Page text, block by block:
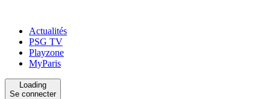
Actualités
PSG TV
Playzone
MyParis
Loading
Se connecter